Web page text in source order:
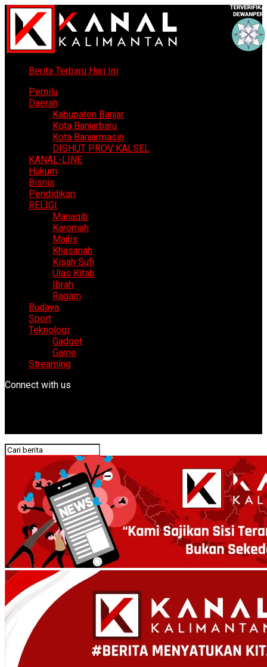
Berita Terbaru Hari Ini
Pemilu
Daerah
Kabupaten Banjar
Kota Banjarbaru
Kota Banjarmasin
DISHUT PROV KALSEL
KANAL-LINE
Hukum
Bisnis
Pendidikan
RELIGI
Manaqib
Karomah
Majlis
Khasanah
Kisah Sufi
Ulas Kitab
Ibrah
Ragam
Budaya
Sport
Teknologi
Gadget
Game
Streaming
Connect with us